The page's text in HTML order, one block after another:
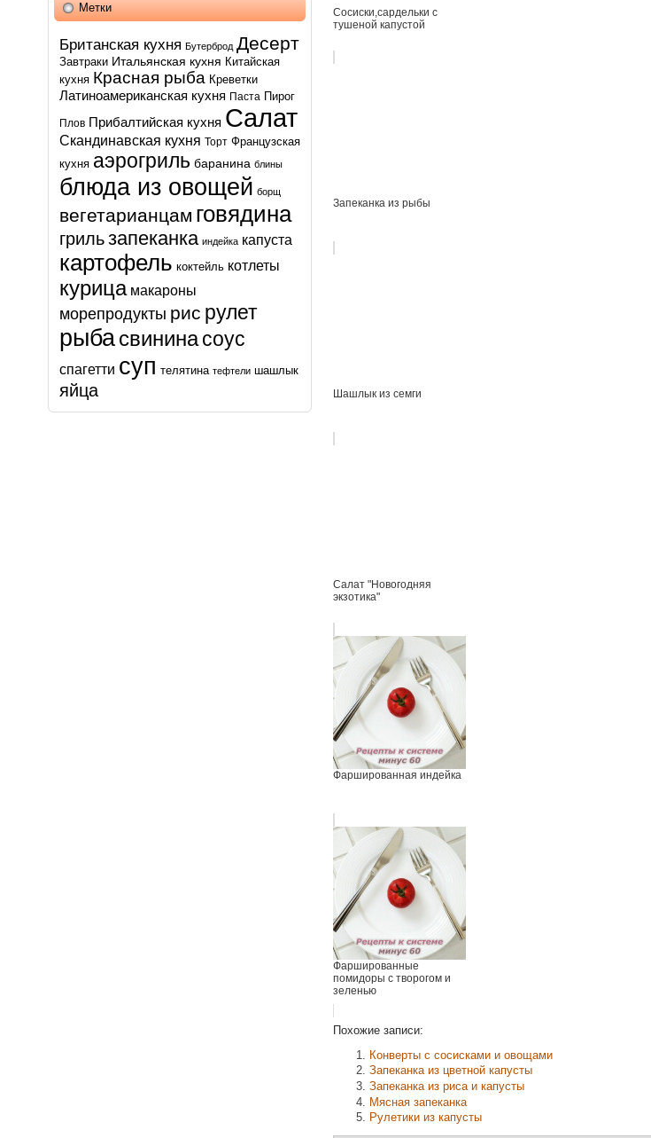
Метки
Британская кухня Бутерброд Десерт
Завтраки Итальянская кухня Китайская
кухня Красная рыба Креветки
Латиноамериканская кухня Паста Пирог
Плов Прибалтийская кухня Салат
Скандинавская кухня Торт Французская
кухня аэрогриль баранина блины
блюда из овощей борщ
вегетарианцам говядина
грильзапеканка индейка капуста
картофель коктейль котлеты
курица макароны
морепродукты рис рулет
рыбасвининасоус
спагетти суп телятина тефтели шашлык
яйца
Сосиски,сардельки с
тушеной капустой
Запеканка из рыбы
Шашлык из семги
Салат "Новогодняя
экзотика"
Фаршированная индейка
Фаршированные
помидоры с творогом и
зеленью
Похожие записи:
Конверты с сосисками и овощами
Запеканка из цветной капусты
Запеканка из риса и капусты
Мясная запеканка
Рулетики из капусты